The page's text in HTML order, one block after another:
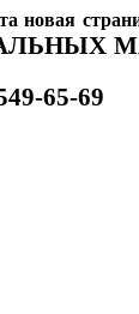
новая
65-69